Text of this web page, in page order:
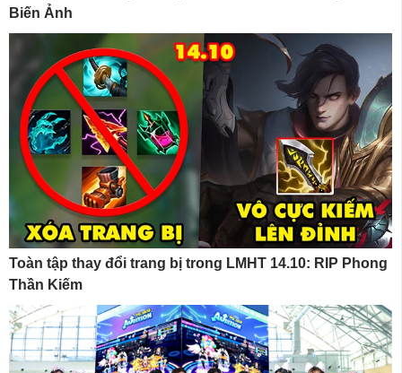
Biến Ảnh
Toàn tập thay đổi trang bị trong LMHT 14.10: RIP Phong
Thần Kiếm